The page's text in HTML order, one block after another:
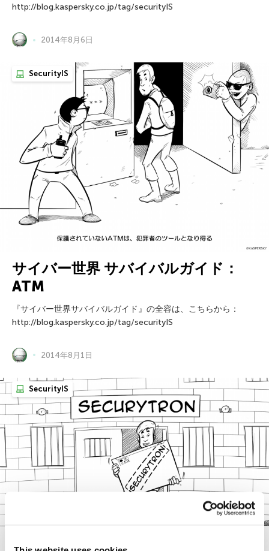
http://blog.kaspersky.co.jp/tag/securityIS
2014年8月6日
SecurityIS
サイバー世界 サバイバルガイド：
ATM
『サイバー世界サバイバルガイド』の全容は、こちらから：
http://blog.kaspersky.co.jp/tag/securityIS
2014年8月1日
SecurityIS